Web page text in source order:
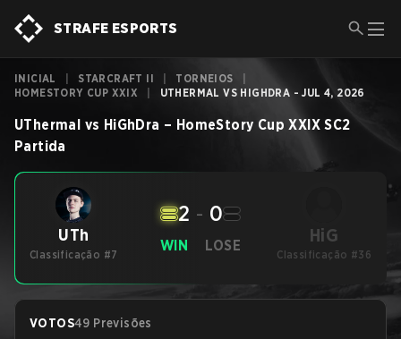
STRAFE ESPORTS
INICIAL STARCRAFT II TORNEIOS
HOMESTORY CUP XXIX
UTHERMAL VS HIGHDRA - JUL 4, 2026
UThermal vs HiGhDra – HomeStory Cup XXIX SC2
Partida
UTh
Classificação #7
WIN
2 - 0
LOSE HiG
Classificação #36
VOTOS49 Previsões